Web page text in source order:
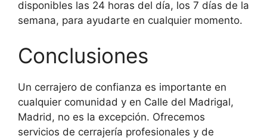
disponibles las 24 horas del día, los 7 días de la
semana, para ayudarte en cualquier momento.
Conclusiones
Un cerrajero de confianza es importante en
cualquier comunidad y en Calle del Madrigal,
Madrid, no es la excepción. Ofrecemos
servicios de cerrajería profesionales y de